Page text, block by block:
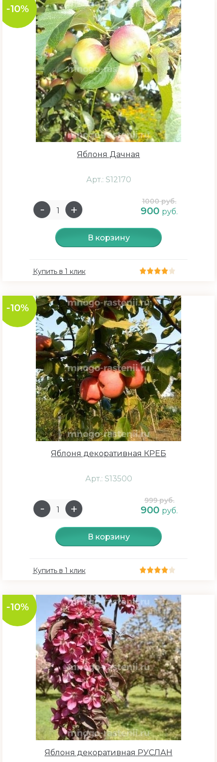
-10%
Яблоня Дачная
Арт.: S12170
1000 руб.
900 руб.
В корзину
Купить в 1 клик
-10%
Яблоня декоративная КРЕБ
Арт.: S13500
999 руб.
900 руб.
В корзину
Купить в 1 клик
-10%
Яблоня декоративная РУСЛАН